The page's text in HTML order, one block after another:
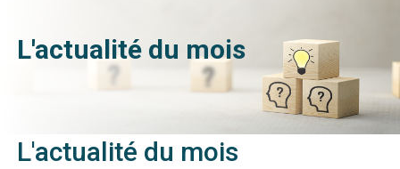
L'actualité du mois
L'actualité du mois